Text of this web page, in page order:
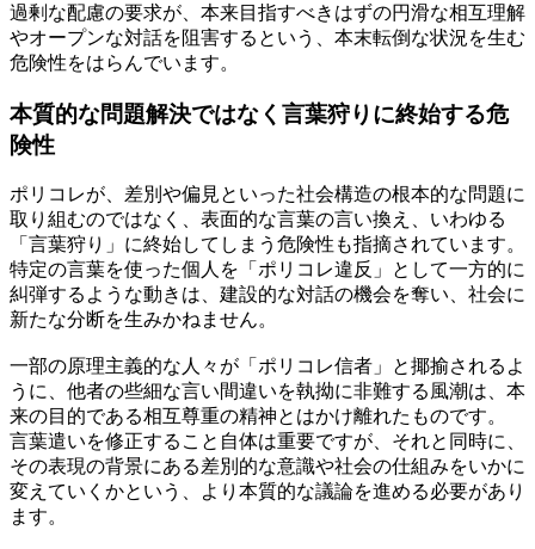
過剰な配慮の要求が、本来目指すべきはずの円滑な相互理解
やオープンな対話を阻害するという、本末転倒な状況を生む
危険性をはらんでいます。
本質的な問題解決ではなく言葉狩りに終始する危
険性
ポリコレが、差別や偏見といった社会構造の根本的な問題に
取り組むのではなく、表面的な言葉の言い換え、いわゆる
「言葉狩り」に終始してしまう危険性も指摘されています。
特定の言葉を使った個人を「ポリコレ違反」として一方的に
糾弾するような動きは、建設的な対話の機会を奪い、社会に
新たな分断を生みかねません。
一部の原理主義的な人々が「ポリコレ信者」と揶揄されるよ
うに、他者の些細な言い間違いを執拗に非難する風潮は、本
来の目的である相互尊重の精神とはかけ離れたものです。
言葉遣いを修正すること自体は重要ですが、それと同時に、
その表現の背景にある差別的な意識や社会の仕組みをいかに
変えていくかという、より本質的な議論を進める必要があり
ます。